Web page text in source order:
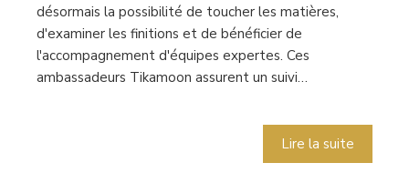
désormais la possibilité de toucher les matières,
d'examiner les finitions et de bénéficier de
l'accompagnement d'équipes expertes. Ces
ambassadeurs Tikamoon assurent un suivi…
Lire la suite